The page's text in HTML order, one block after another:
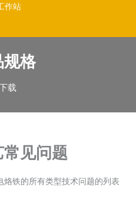
作站
规格
载
见问题
铁的所有类型技术问题的列表